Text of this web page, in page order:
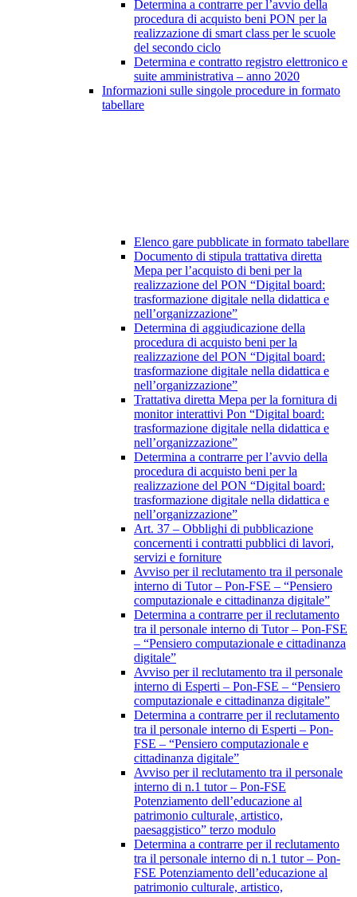
Determina a contrarre per l’avvio della
procedura di acquisto beni PON per la
realizzazione di smart class per le scuole
del secondo ciclo
Determina e contratto registro elettronico e
suite amministrativa – anno 2020
Informazioni sulle singole procedure in formato
tabellare
Elenco gare pubblicate in formato tabellare
Documento di stipula trattativa diretta
Mepa per l’acquisto di beni per la
realizzazione del PON “Digital board:
trasformazione digitale nella didattica e
nell’organizzazione”
Determina di aggiudicazione della
procedura di acquisto beni per la
realizzazione del PON “Digital board:
trasformazione digitale nella didattica e
nell’organizzazione”
Trattativa diretta Mepa per la fornitura di
monitor interattivi Pon “Digital board:
trasformazione digitale nella didattica e
nell’organizzazione”
Determina a contrarre per l’avvio della
procedura di acquisto beni per la
realizzazione del PON “Digital board:
trasformazione digitale nella didattica e
nell’organizzazione”
Art. 37 – Obblighi di pubblicazione
concernenti i contratti pubblici di lavori,
servizi e forniture
Avviso per il reclutamento tra il personale
interno di Tutor – Pon-FSE – “Pensiero
computazionale e cittadinanza digitale”
Determina a contrarre per il reclutamento
tra il personale interno di Tutor – Pon-FSE
– “Pensiero computazionale e cittadinanza
digitale”
Avviso per il reclutamento tra il personale
interno di Esperti – Pon-FSE – “Pensiero
computazionale e cittadinanza digitale”
Determina a contrarre per il reclutamento
tra il personale interno di Esperti – Pon-
FSE – “Pensiero computazionale e
cittadinanza digitale”
Avviso per il reclutamento tra il personale
interno di n.1 tutor – Pon-FSE
Potenziamento dell’educazione al
patrimonio culturale, artistico,
paesaggistico” terzo modulo
Determina a contrarre per il reclutamento
tra il personale interno di n.1 tutor – Pon-
FSE Potenziamento dell’educazione al
patrimonio culturale, artistico,